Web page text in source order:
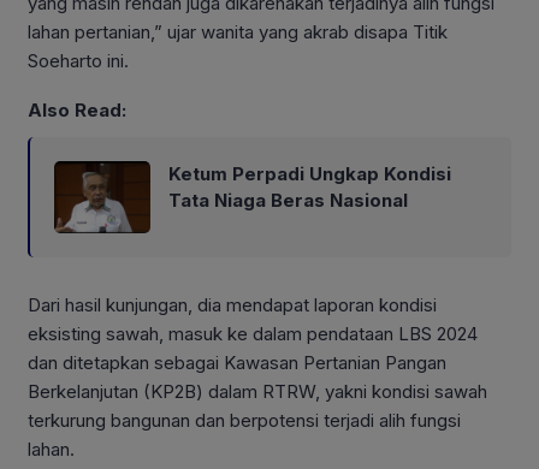
lahan pertanian,” ujar wanita yang akrab disapa Titik
Soeharto ini.
Also Read:
Ketum Perpadi Ungkap Kondisi
Tata Niaga Beras Nasional
Dari hasil kunjungan, dia mendapat laporan kondisi
eksisting sawah, masuk ke dalam pendataan LBS 2024
dan ditetapkan sebagai Kawasan Pertanian Pangan
Berkelanjutan (KP2B) dalam RTRW, yakni kondisi sawah
terkurung bangunan dan berpotensi terjadi alih fungsi
lahan.